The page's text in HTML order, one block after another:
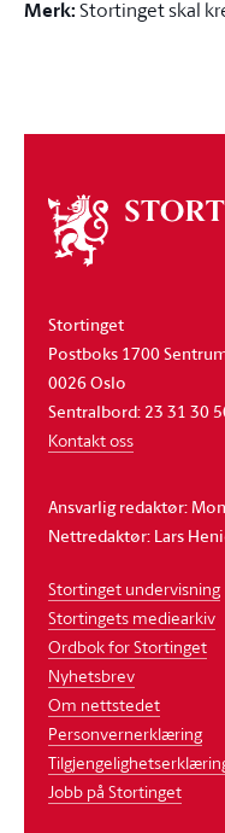
Merk:Stortinget skal
Om
stortinget
Stortinget
Postboks 1700
0026 Oslo
Sentralbord: 23 31 30
Kontakt oss
Ansvarlig redaktør:
Nettredaktør: Lars
Stortinget undervisning
Stortingets mediearkiv
Ordbok for Stortinget
Nyhetsbrev
Om nettstedet
Personvernerklæring
Jobb på Stortinget